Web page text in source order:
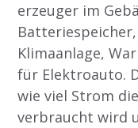
erzeuger im
Klimaanlage,
für Elektroauto.
wie viel Strom
verbraucht wird